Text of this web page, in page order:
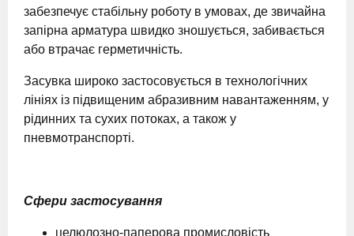
забезпечує стабільну роботу в умовах, де звичайна
запірна арматура швидко зношується, забивається
або втрачає герметичність.
Засувка широко застосовується в технологічних
лініях із підвищеним абразивним навантаженням, у
рідинних та сухих потоках, а також у
пневмотранспорті.
Сфери застосування
целюлозно-паперова промисловість